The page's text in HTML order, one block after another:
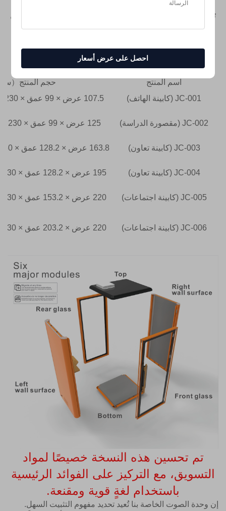
تكوين أثاث المقصورة. لمزيد من التكوينات، يُرجى
الاتصال بنا
اسم المنتج
حجم المنتج（
JC-001 (كابينة الهاتف)
107.5 عرض × 99 عمق × 230 ارتفاع (بالسنتيمتر)
JC-002 (مقصورة الدراسة) 125 عرض × 99 عمق × 230 ارتفاع (بالسنتيمتر)
JC-003 (كابينة تعاون) 163.8 عرض × 128.2 عمق × 230 ارتفاع (بالسنتيمتر)
JC-004 (كابينة تعاون) 195 عرض × 128.2 عمق × 230 ارتفاع (بالسنتيمتر)
JC-005 (كابينة اجتماعات) 220 عرض × 153.2 عمق × 230 ارتفاع (بالسنتيمتر)
JC-006 (كابينة اجتماعات) 220 عرض × 203.2 عمق × 230 ارتفاع (بالسنتيمتر)
تم تحسين هذه النسخة خصيصًا لمواد
التسويق، مع التركيز على الفوائد الرئيسية
باستخدام لغةٍ قوية ومقنعة.
إن وحدة الصوت الخاصة بنا تُعيد تحديد مفهوم التثبيت السهل.
احصل على عرض أسعار